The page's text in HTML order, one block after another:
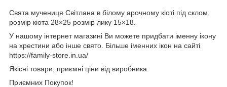
Свята мучениця Світлана в білому арочному кіоті під склом,
розмір кіота 28×25 розмір лику 15×18.
У нашому інтернет магазині Ви можете придбати іменну ікону
на хрестини або інше свято. Більше іменних ікон на сайті
https://family-store.in.ua/
Якісні товари, приємні ціни від виробника.
Приємних Покупок!